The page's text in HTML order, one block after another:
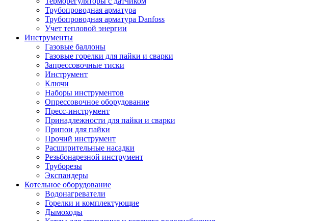
Трубопроводная арматура
Трубопроводная арматура Danfoss
Учет тепловой энергии
Инструменты
Газовые баллоны
Газовые горелки для пайки и сварки
Запрессовочные тиски
Инструмент
Ключи
Наборы инструментов
Опрессовочное оборудование
Пресс-инструмент
Принадлежности для пайки и сварки
Припои для пайки
Прочий инструмент
Расширительные насадки
Резьбонарезной инструмент
Труборезы
Экспандеры
Котельное оборудование
Водонагреватели
Горелки и комплектующие
Дымоходы